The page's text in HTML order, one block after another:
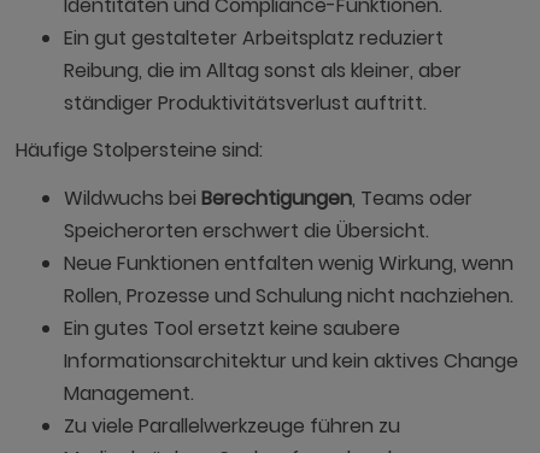
Ein gut gestalteter Arbeitsplatz reduziert
Reibung, die im Alltag sonst als kleiner, aber
ständiger Produktivitätsverlust auftritt.
Häufige Stolpersteine sind:
Wildwuchs bei Berechtigungen, Teams oder
Speicherorten erschwert die Übersicht.
Neue Funktionen entfalten wenig Wirkung, wenn
Rollen, Prozesse und Schulung nicht nachziehen.
Ein gutes Tool ersetzt keine saubere
Informationsarchitektur und kein aktives Change
Management.
Zu viele Parallelwerkzeuge führen zu